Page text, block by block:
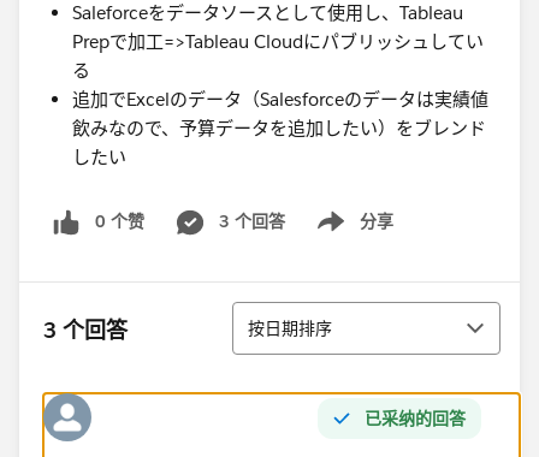
Saleforceをデータソースとして使用し、Tableau
Prepで加工=>Tableau Cloudにパブリッシュしてい
る
追加でExcelのデータ（Salesforceのデータは実績値
飲みなので、予算データを追加したい）をブレンド
したい
0 个赞 3 个回答 分享
Show menu
3 个回答 排序
按日期排序
已采纳的回答